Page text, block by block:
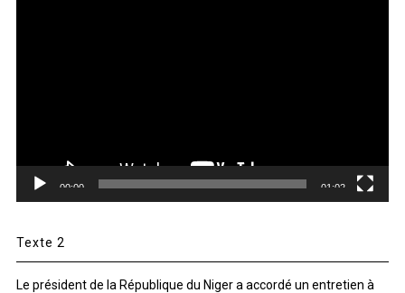
00:00 01:02
Texte 2
Le président de la République du Niger a accordé un entretien à